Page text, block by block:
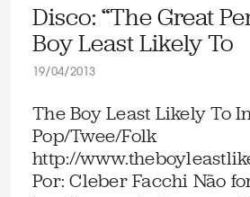
Disco: “The Great
Boy Least Likely To
19/04/2013
The Boy Least Likely To
Pop/Twee/Folk
http://
Por: Cleber Facchi Não